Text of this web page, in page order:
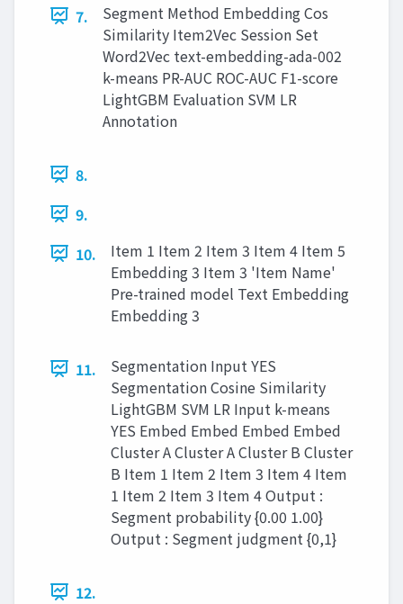
7.
Segment Method Embedding Cos
Similarity Item2Vec Session Set
Word2Vec text-embedding-ada-002
k-means PR-AUC ROC-AUC F1-score
LightGBM Evaluation SVM LR
Annotation
8.
9.
10.
Item 1 Item 2 Item 3 Item 4 Item 5
Embedding 3 Item 3 'Item Name'
Pre-trained model Text Embedding
Embedding 3
11.
Segmentation Input YES
Segmentation Cosine Similarity
LightGBM SVM LR Input k-means
YES Embed Embed Embed Embed
Cluster A Cluster A Cluster B Cluster
B Item 1 Item 2 Item 3 Item 4 Item
1 Item 2 Item 3 Item 4 Output :
Segment probability {0.00 1.00}
Output : Segment judgment {0,1}
12.